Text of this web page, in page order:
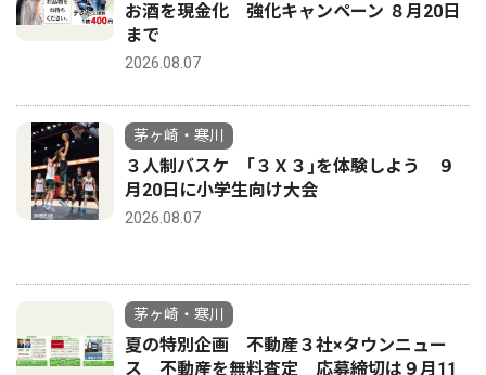
お酒を現金化 強化キャンペーン ８月20日
まで
2026.08.07
茅ヶ崎・寒川
３人制バスケ ｢３Ｘ３｣を体験しよう ９
月20日に小学生向け大会
2026.08.07
茅ヶ崎・寒川
夏の特別企画 不動産３社×タウンニュー
ス 不動産を無料査定 応募締切は９月11